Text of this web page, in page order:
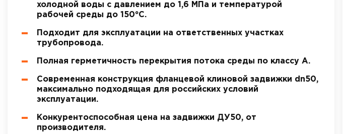
холодной воды с давлением до 1,6 МПа и температурой
рабочей среды до 150°С.
Подходит для эксплуатации на ответственных участках
трубопровода.
Полная герметичность перекрытия потока среды по классу А.
Современная конструкция фланцевой клиновой задвижки dn50,
максимально подходящая для российских условий
эксплуатации.
Конкурентоспособная цена на задвижки ДУ50, от
производителя.